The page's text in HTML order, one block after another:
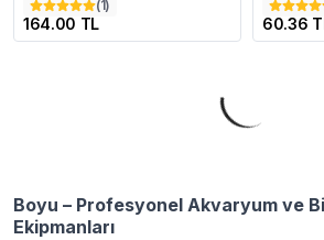
(1)
164.00 TL 60.36
Boyu – Profesyonel Akvaryum ve
Ekipmanları